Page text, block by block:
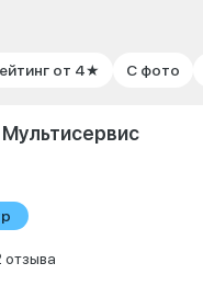
от 4★ С фото
отзыва